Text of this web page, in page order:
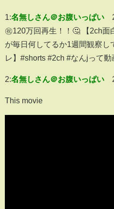
1:名無しさん＠お腹いっぱい
㊗️120万回再生！！🤔 【2ch面
が毎日何してるか1週間観察し
レ】#shorts #2ch #なんjって
2:名無しさん＠お腹いっぱい
This movie